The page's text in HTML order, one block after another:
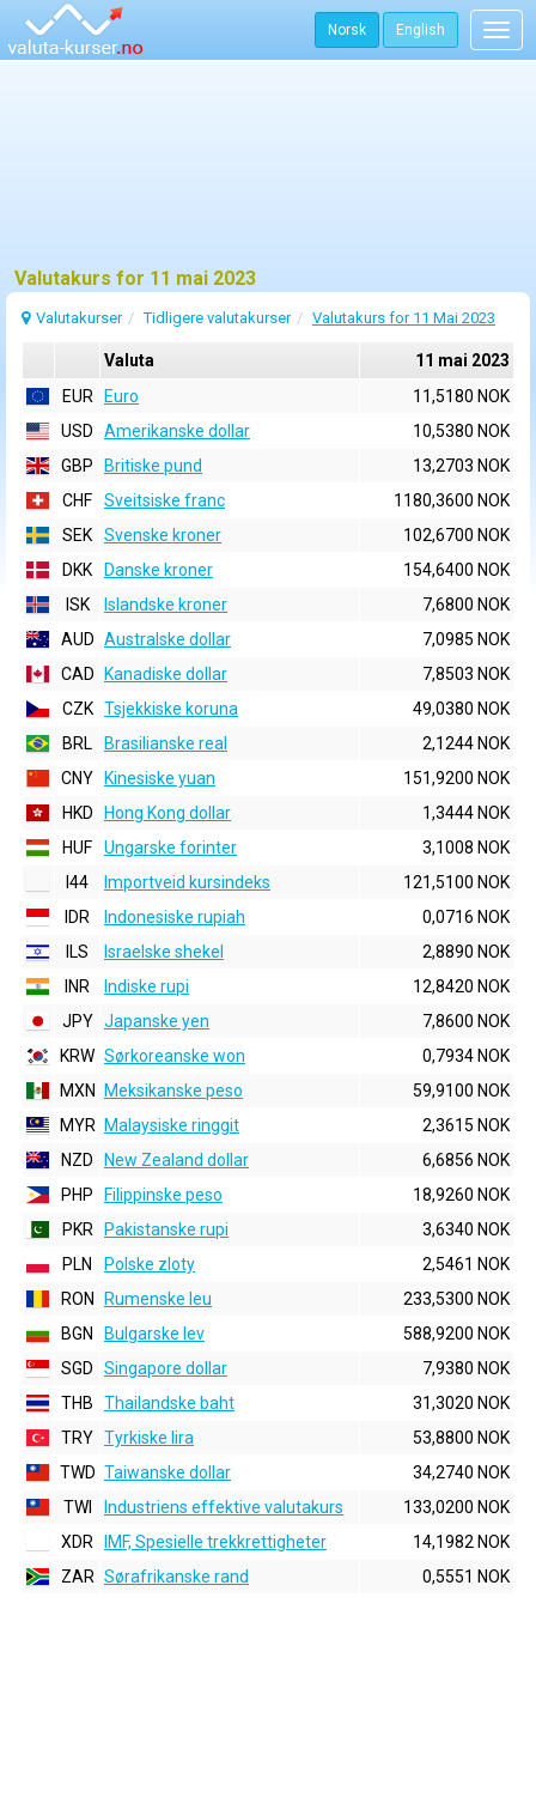
Norsk English
Valutakurs for 11 mai 2023
Valutakurser Tidligere valutakurser Valutakurs for 11 Mai 2023
Valuta
11 mai 2023
EUR
Euro
11,5180 NOK
USD
Amerikanske dollar
10,5380 NOK
GBP
Britiske pund
13,2703 NOK
CHF
Sveitsiske franc
1180,3600 NOK
SEK
Svenske kroner
102,6700 NOK
DKK
Danske kroner
154,6400 NOK
ISK
Islandske kroner
7,6800 NOK
AUD Australske dollar
7,0985 NOK
CAD
Kanadiske dollar
7,8503 NOK
CZK Tsjekkiske koruna
49,0380 NOK
BRL
Brasilianske real
2,1244 NOK
CNY
Kinesiske yuan
151,9200 NOK
HKD
Hong Kong dollar
1,3444 NOK
HUF
Ungarske forinter
3,1008 NOK
I44
Importveid kursindeks
121,5100 NOK
IDR
Indonesiske rupiah
0,0716 NOK
ILS
Israelske shekel
2,8890 NOK
INR
Indiske rupi
12,8420 NOK
JPY Japanske yen
7,8600 NOK
KRW Sørkoreanske won
0,7934 NOK
MXN
Meksikanske peso
59,9100 NOK
MYR
Malaysiske ringgit
2,3615 NOK
NZD
New Zealand dollar
6,6856 NOK
PHP
Filippinske peso
18,9260 NOK
PKR
Pakistanske rupi
3,6340 NOK
PLN
Polske zloty
2,5461 NOK
RON
Rumenske leu
233,5300 NOK
BGN
Bulgarske lev
588,9200 NOK
SGD
Singapore dollar
7,9380 NOK
THB
Thailandske baht
31,3020 NOK
TRY Tyrkiske lira
53,8800 NOK
TWD Taiwanske dollar
34,2740 NOK
TWI
Industriens effektive valutakurs
133,0200 NOK
XDR
IMF, Spesielle trekkrettigheter
14,1982 NOK
ZAR Sørafrikanske rand 0,5551 NOK